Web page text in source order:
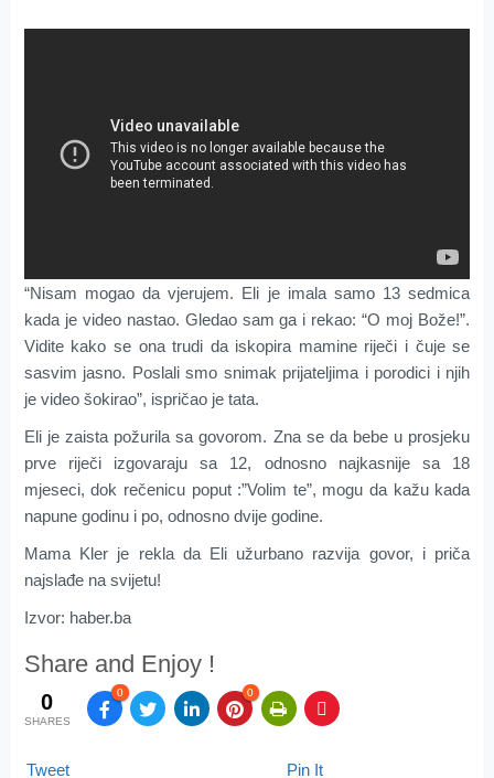
“Nisam mogao da vjerujem. Eli je imala samo 13 sedmica
kada je video nastao. Gledao sam ga i rekao: “O moj Bože!”.
Vidite kako se ona trudi da iskopira mamine riječi i čuje se
sasvim jasno. Poslali smo snimak prijateljima i porodici i njih
je video šokirao”, ispričao je tata.
Eli je zaista požurila sa govorom. Zna se da bebe u prosjeku
prve riječi izgovaraju sa 12, odnosno najkasnije sa 18
mjeseci, dok rečenicu poput :”Volim te”, mogu da kažu kada
napune godinu i po, odnosno dvije godine.
Mama Kler je rekla da Eli užurbano razvija govor, i priča
najslađe na svijetu!
Izvor: haber.ba
Share and Enjoy !
0
SHARES
0 0
Tweet Pin It